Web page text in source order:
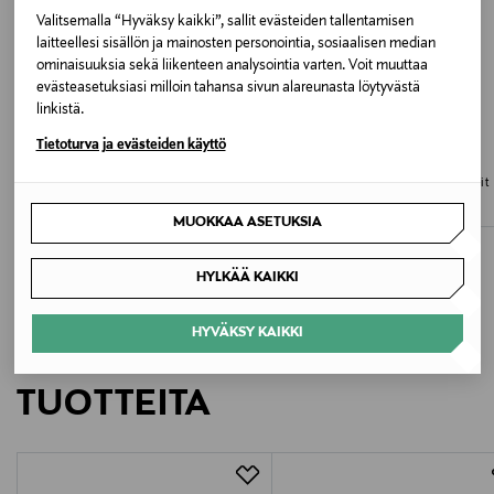
Valitsemalla “Hyväksy kaikki”, sallit evästeiden tallentamisen
laitteellesi sisällön ja mainosten personointia, sosiaalisen median
ominaisuuksia sekä liikenteen analysointia varten. Voit muuttaa
evästeasetuksiasi milloin tahansa sivun alareunasta löytyvästä
linkistä.
Tietoturva ja evästeiden käyttö
MUOKKAA ASETUKSIA
HYLKÄÄ KAIKKI
HYVÄKSY KAIKKI
Pesulämpötila
30 °C
Väri
Kiina
Valmistajan tuotenumero
102926
Valmistaja
ETUKUPONKITUOTE
Original Price
66,00 €
Avero Padded Heartshape-rintaliivit
Discounted Price
63,00 € Original Price
105,00 €
LISÄÄ KIINNOSTAVIA
TUOTTEITA